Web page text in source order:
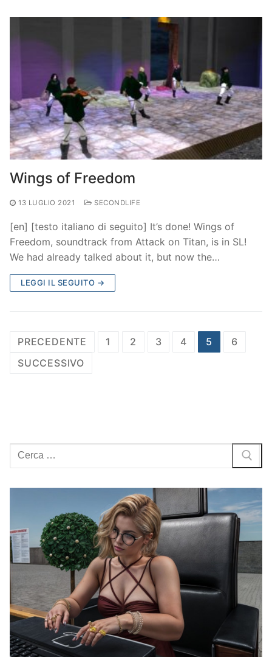
Wings of Freedom
13 LUGLIO 2021 SECONDLIFE
[en] [testo italiano di seguito] It’s done! Wings of
Freedom, soundtrack from Attack on Titan, is in SL!
We had already talked about it, but now the…
LEGGI IL SEGUITO →
Paginazione
degli
PRECEDENTE 1 2 3 4 5
6
SUCCESSIVO
Cerca: